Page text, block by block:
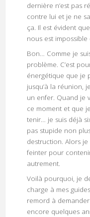
dernière n’est pas
contre lui et je ne
ça. Il est évident
nous est
Bon… Comme je
problème. C’est
énergétique que je
jusqu’à la réunion,
un enfer. Quand je
ce moment et que
tenir… je suis déjà
pas stupide non
destruction. Alors
feinter pour
autrement.
Voilà pourquoi, je
charge à mes
remord à demander
encore quelques